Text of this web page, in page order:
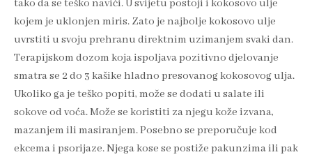
tako da se teško navići. U svijetu postoji i kokosovo ulje
kojem je uklonjen miris. Zato je najbolje kokosovo ulje
uvrstiti u svoju prehranu direktnim uzimanjem svaki dan.
Terapijskom dozom koja ispoljava pozitivno djelovanje
smatra se 2 do 3 kašike hladno presovanog kokosovog ulja.
Ukoliko ga je teško popiti, može se dodati u salate ili
sokove od voća. Može se koristiti za njegu kože izvana,
mazanjem ili masiranjem. Posebno se preporučuje kod
ekcema i psorijaze. Njega kose se postiže pakunzima ili pak